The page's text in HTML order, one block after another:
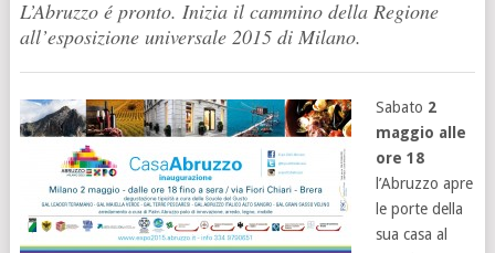
L’Abruzzo é pronto. Inizia il cammino della Regione
all’esposizione universale 2015 di Milano.
Sabato 2
maggio alle
ore 18
l’Abruzzo apre
le porte della
sua casa al